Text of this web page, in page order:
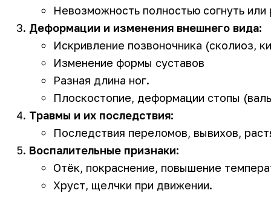
Невозможность полностью согнуть или
Деформации и изменения внешнего вида:
Искривление позвоночника (сколиоз,
Изменение формы суставов
Разная длина ног.
Плоскостопие, деформации стопы
Травмы и их последствия:
Последствия переломов, вывихов,
Воспалительные признаки:
Отёк, покраснение, повышение
Хруст, щелчки при движении.